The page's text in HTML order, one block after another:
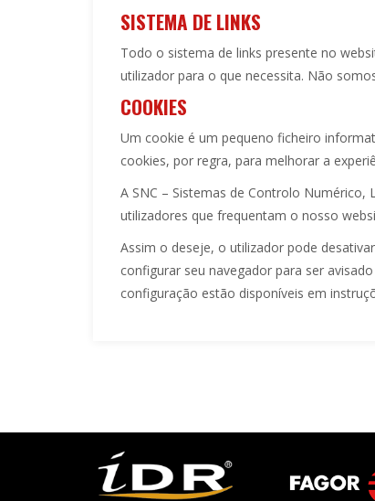
SISTEMA DE LINKS
Todo o sistema de links presente no
utilizador para o que necessita. Não
COOKIES
Um cookie é um pequeno ficheiro
cookies, por regra, para melhorar a
A SNC – Sistemas de Controlo
utilizadores que frequentam o nosso
Assim o deseje, o utilizador pode
configurar seu navegador para ser
configuração estão disponíveis em